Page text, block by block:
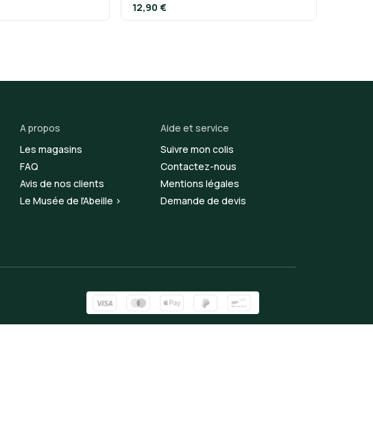
12,90 €
A propos
Les magasins
FAQ
Avis de nos clients
Le Musée de l'Abeille >
Aide et service
Suivre mon colis
Contactez-nous
Mentions légales
Demande de devis